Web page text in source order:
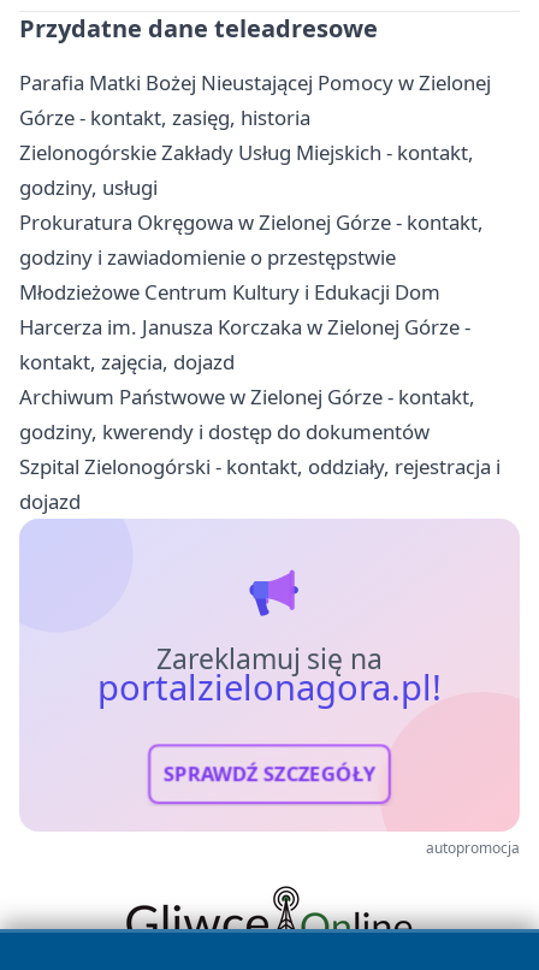
Przydatne dane teleadresowe
Parafia Matki Bożej Nieustającej Pomocy w Zielonej
Górze - kontakt, zasięg, historia
Zielonogórskie Zakłady Usług Miejskich - kontakt,
godziny, usługi
Prokuratura Okręgowa w Zielonej Górze - kontakt,
godziny i zawiadomienie o przestępstwie
Młodzieżowe Centrum Kultury i Edukacji Dom
Harcerza im. Janusza Korczaka w Zielonej Górze -
kontakt, zajęcia, dojazd
Archiwum Państwowe w Zielonej Górze - kontakt,
godziny, kwerendy i dostęp do dokumentów
Szpital Zielonogórski - kontakt, oddziały, rejestracja i
dojazd
Zareklamuj się na
portalzielonagora.pl!
SPRAWDŹ SZCZEGÓŁY
autopromocja